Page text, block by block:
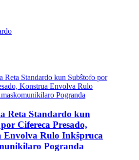
Reta Standardo kun
Cifereca Presado,
Envolva Rulo Inkŝpruca
Pogranda